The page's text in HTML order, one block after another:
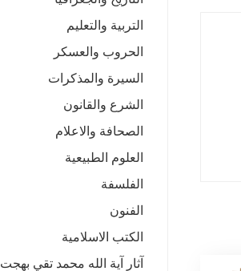
التربية والتعليم
الحروب والعسكر
السيرة والمذكرات
الشرع والقانون
الصحافة والاعلام
العلوم الطبيعية
الفلسفة
الفنون
الكتب الاسلامية
آثار آية الله محمد تقي بهجت